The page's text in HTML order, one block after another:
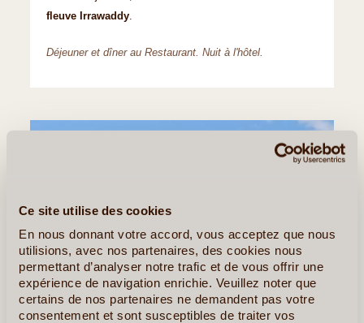
Ce site utilise des cookies
En nous donnant votre accord, vous acceptez que nous
utilisions, avec nos partenaires, des cookies nous
permettant d’analyser notre trafic et de vous offrir une
expérience de navigation enrichie. Veuillez noter que
certains de nos partenaires ne demandent pas votre
consentement et sont susceptibles de traiter vos
fleuve Irrawaddy.
Déjeuner et dîner au Restaurant. Nuit à l'hôtel.